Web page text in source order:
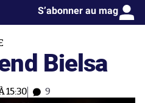
S’abonner au mag
Bielsa
15:30 9